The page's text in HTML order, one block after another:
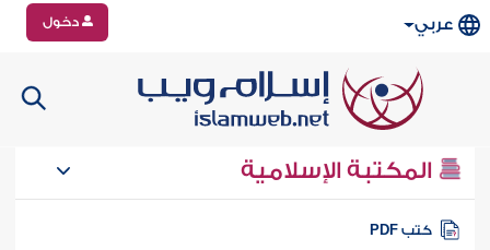
عربي دخول
المكتبة الإسلامية